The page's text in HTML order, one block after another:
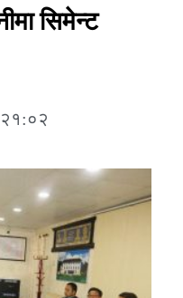
जुम्ला सुचना सन्देश
सुचना सन्देश
सिमेन्ट
२१:०२